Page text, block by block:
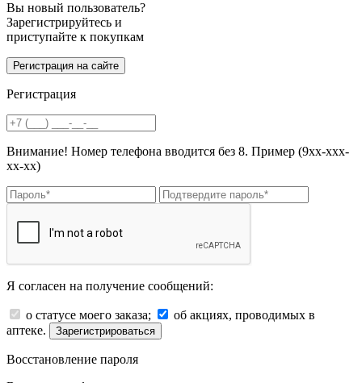
Вы новый пользователь?
Зарегистрируйтесь и
приступайте к покупкам
Регистрация
Внимание! Номер телефона вводится без 8. Пример (9хх-ххх-
хх-хх)
Я согласен на получение сообщений:
о статусе моего заказа;
об акциях, проводимых в
аптеке.
Зарегистрироваться
Восстановление пароля